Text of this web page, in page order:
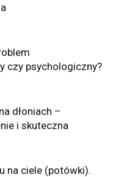
czy psychologiczny?
dłoniach –
i skuteczna
na ciele (potówki).